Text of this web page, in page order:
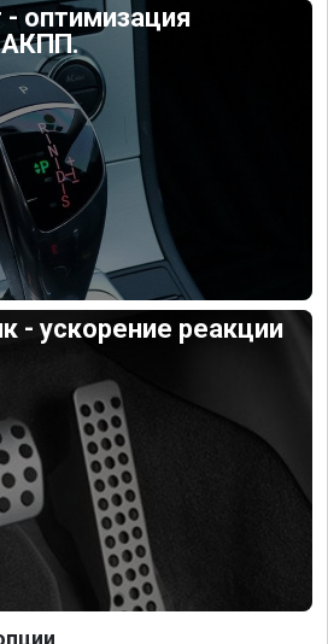
оптимизация
АКПП.
- ускорение реакции